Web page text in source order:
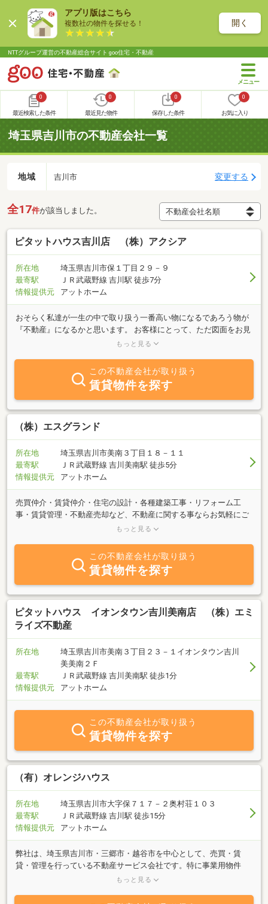
アプリ版はこちら
複数社の物件を探せる！ 開く
NTTグループ運営の不動産総合サイト goo住宅・不動産
0
最近検索した条件
0
最近見た物件
0
保存した条件
0
お気に入り
埼玉県吉川市の不動産会社一覧
地域 吉川市 変更する
全17件が該当しました。
ピタットハウス吉川店 （株）アクシア
所在地
埼玉県吉川市保１丁目２９－９
最寄駅
ＪＲ武蔵野線 吉川駅 徒歩7分
情報提供元
アットホーム
おそらく私達が一生の中で取り扱う一番高い物になるであろう物が
『不動産』になるかと思います。 お客様にとって、ただ図面をお見
せするだけの御用聞きであったり、買ってもらう、借りてもらうコ
る重大事をお手伝いする『生涯のパートナー』であれる事をスタッ
フ一同目指しております。
もっと見る
この不動産会社が取り扱う
賃貸物件を探す
（株）エスグランド
所在地
埼玉県吉川市美南３丁目１８－１１
最寄駅
ＪＲ武蔵野線 吉川美南駅 徒歩5分
情報提供元
アットホーム
売買仲介・賃貸仲介・住宅の設計・各種建築工事・リフォーム工
事・賃貸管理・不動産売却など、不動産に関する事ならお気軽にご
相談ください！共同住宅新築工事・飲食店舗新築工事等多数建設実
が大切だと思いますので、お気軽に「ちょっと聞いてみるだけ」と
いうお気持ちでお問い合わせいただけたら幸いです。社員一同ご連
絡を心よりお待ちしております。
もっと見る
この不動産会社が取り扱う
賃貸物件を探す
ピタットハウス イオンタウン吉川美南店 （株）エミ
ライズ不動産
所在地
埼玉県吉川市美南３丁目２３－１イオンタウン吉川
美美南２Ｆ
最寄駅
ＪＲ武蔵野線 吉川美南駅 徒歩1分
情報提供元
アットホーム
この不動産会社が取り扱う
賃貸物件を探す
（有）オレンジハウス
所在地
埼玉県吉川市大字保７１７－２奥村荘１０３
最寄駅
ＪＲ武蔵野線 吉川駅 徒歩15分
情報提供元
アットホーム
弊社は、埼玉県吉川市・三郷市・越谷市を中心として、売買・賃
貸・管理を行っている不動産サービス会社です。特に事業用物件
（倉庫・工場・店舗・事務所・大型駐車場等）に力を入れていま
にご相談願います。ご相談は無料です。メールによる問合せも、大
もっと見る